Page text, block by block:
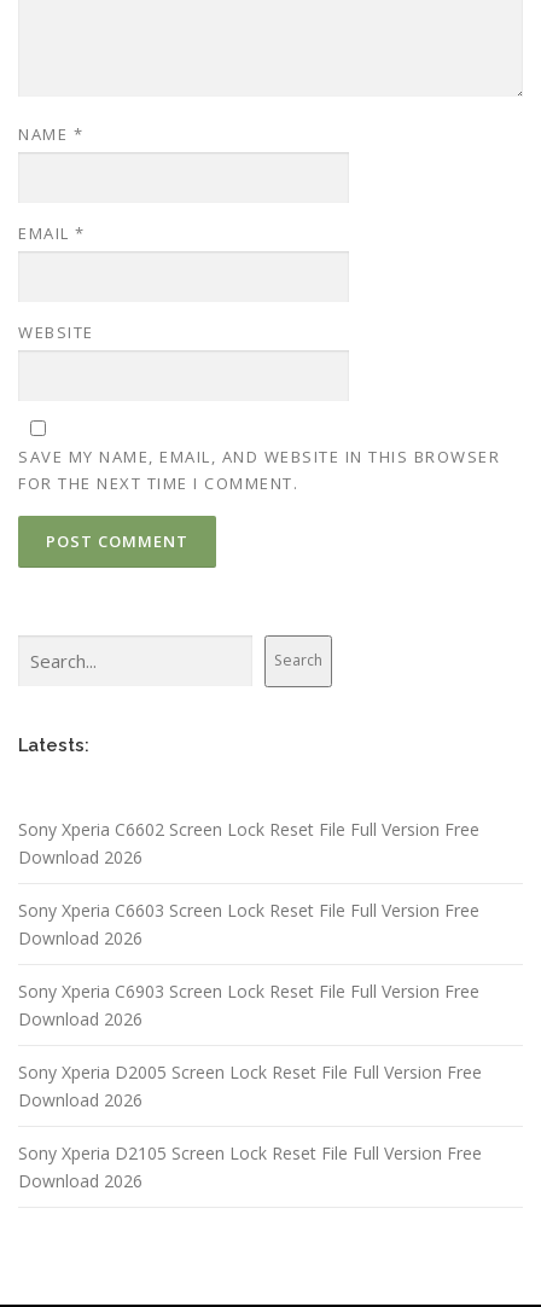
NAME *
EMAIL *
WEBSITE
SAVE MY NAME, EMAIL, AND WEBSITE IN THIS BROWSER
FOR THE NEXT TIME I COMMENT.
Search
Latests:
Sony Xperia C6602 Screen Lock Reset File Full Version Free
Download 2026
Sony Xperia C6603 Screen Lock Reset File Full Version Free
Download 2026
Sony Xperia C6903 Screen Lock Reset File Full Version Free
Download 2026
Sony Xperia D2005 Screen Lock Reset File Full Version Free
Download 2026
Sony Xperia D2105 Screen Lock Reset File Full Version Free
Download 2026